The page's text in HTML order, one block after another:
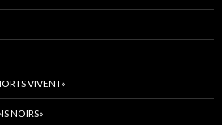
VIVENT»
NOIRS»